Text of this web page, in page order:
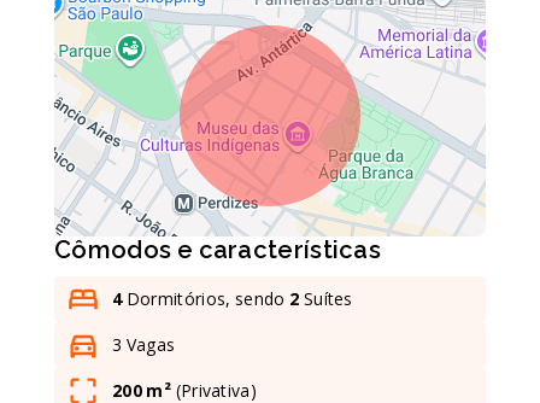
Cômodos e características
4Dormitórios, sendo 2 Suítes
3 Vagas
200 m² (Privativa)